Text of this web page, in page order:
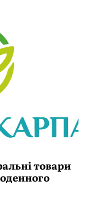
товари